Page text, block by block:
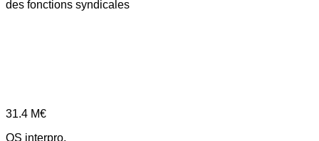
des fonctions syndicales
31.4 M€
OS interpro.